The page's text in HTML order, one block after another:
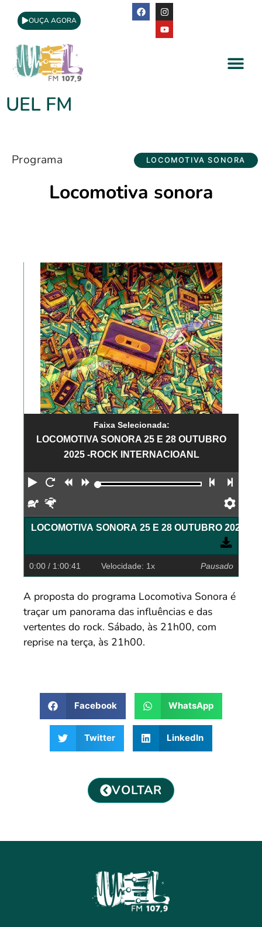
OUÇA AGORA
UEL FM
Programa LOCOMOTIVA SONORA
Locomotiva sonora
Faixa Selecionada:
LOCOMOTIVA SONORA 25 E 28 OUTUBRO
2025 -ROCK INTERNACIOANL
Reproduzir
Reiniciar
Retroceder
Avançar Faixa
Devagar
LOCOMOTIVA SONORA 25 E 28
0:00 / 1:00:41 Velocidade: 1x Pausado
A proposta do programa Locomotiva Sonora é
traçar um panorama das influências e das
vertentes do rock. Sábado, às 21h00, com
reprise na terça, às 21h00.
Facebook WhatsApp
Twitter LinkedIn
VOLTAR